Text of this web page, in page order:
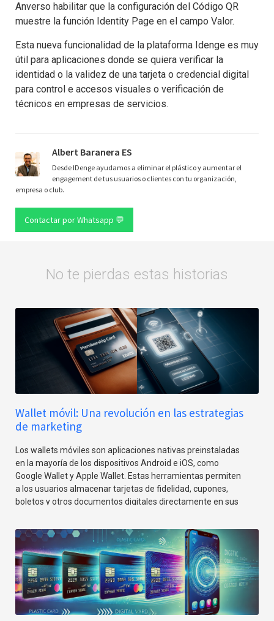
Anverso habilitar que la configuración del Código QR
muestre la función Identity Page en el campo Valor.
Esta nueva funcionalidad de la plataforma Idenge es muy
útil para aplicaciones donde se quiera verificar la
identidad o la validez de una tarjeta o credencial digital
para control e accesos visuales o verificación de
técnicos en empresas de servicios.
Albert Baranera ES
Desde IDenge ayudamos a eliminar el plástico y aumentar el
engagement de tus usuarios o clientes con tu organización,
empresa o club.
Contactar por Whatsapp 💬
No te pierdas estas historias
Wallet móvil: Una revolución en las estrategias
de marketing
Los wallets móviles son aplicaciones nativas preinstaladas
en la mayoría de los dispositivos Android e iOS, como
Google Wallet y Apple Wallet. Estas herramientas permiten
a los usuarios almacenar tarjetas de fidelidad, cupones,
boletos y otros documentos digitales directamente en sus
físicas y ofrece una experiencia más cómoda y eficiente
tanto para los usuarios como para las empresas.